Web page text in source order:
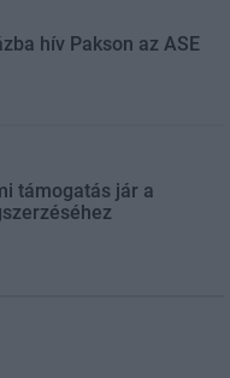
hív Pakson az ASE
támogatás jár a